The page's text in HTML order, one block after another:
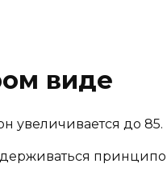
виде
увеличивается до 85.